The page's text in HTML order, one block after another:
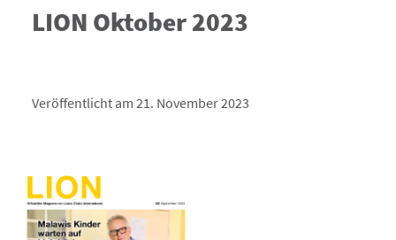
LION Oktober 2023
Veröffentlicht am 21. November 2023